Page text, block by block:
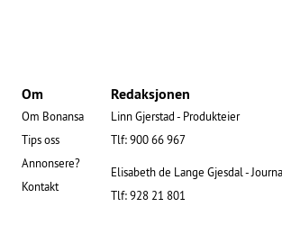
Om
Om Bonansa
Tips oss
Annonsere?
Kontakt
Redaksjonen
Linn Gjerstad - Produkteier
Tlf: 900 66 967
Elisabeth de Lange Gjesdal -
Tlf: 928 21 801